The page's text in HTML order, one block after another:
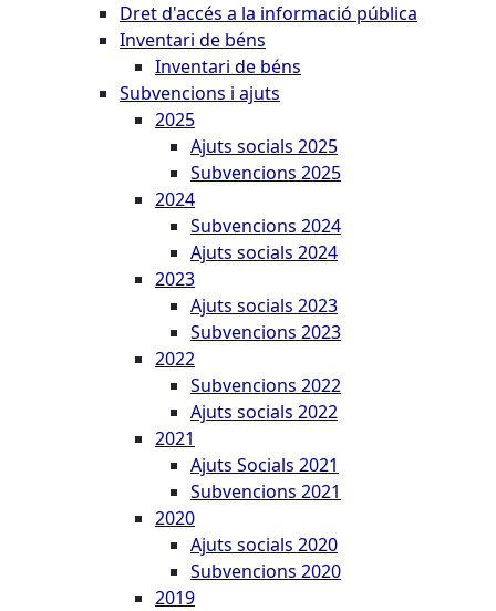
Dret d'accés a la informació pública
Inventari de béns
Inventari de béns
Subvencions i ajuts
2025
Ajuts socials 2025
Subvencions 2025
2024
Subvencions 2024
Ajuts socials 2024
2023
Ajuts socials 2023
Subvencions 2023
2022
Subvencions 2022
Ajuts socials 2022
2021
Ajuts Socials 2021
Subvencions 2021
2020
Ajuts socials 2020
Subvencions 2020
2019